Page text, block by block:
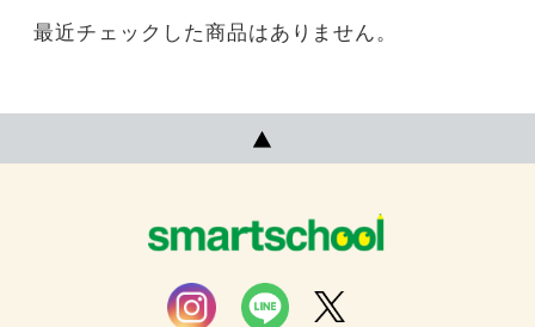
最近チェックした商品はありません。